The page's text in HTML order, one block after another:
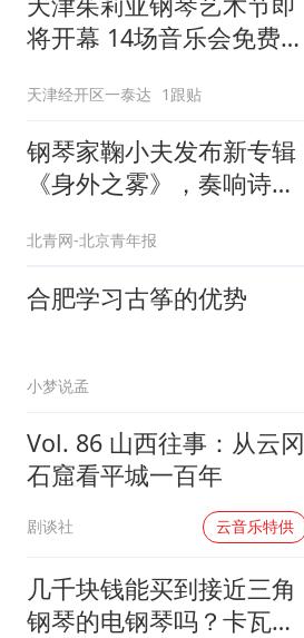
将开幕 14场音乐会免费预
天津经开区一泰达 1跟贴
钢琴家鞠小夫发布新专辑
《身外之雾》，奏响诗与
北青网-北京青年报
合肥学习古筝的优势
小梦说孟
Vol. 86 山西往事：从云冈
石窟看平城一百年
剧谈社 云音乐特供
几千块钱能买到接近三角
钢琴的电钢琴吗？卡瓦依